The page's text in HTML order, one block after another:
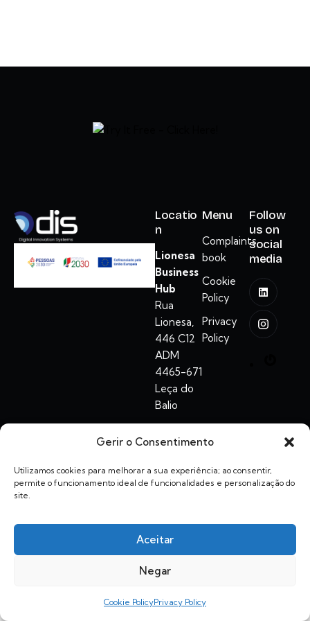
Gerir o Consentimento
Utilizamos cookies para melhorar a sua experiência; ao consentir,
permite o funcionamento ideal de funcionalidades e personalização do
site.
Aceitar
Negar
Cookie PolicyPrivacy Policy
Locatio
n
Lionesa
Business
Hub
Rua
Lionesa,
446 C12
ADM
4465-671
Leça do
Balio
Menu
Complaints
book
Cookie
Policy
Privacy
Policy
Follow
us on
social
media